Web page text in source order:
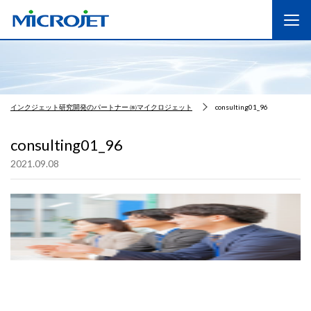
インクジェット研究開発のパートナー ㈱マイクロジェット consulting01_96
consulting01_96
2021.09.08